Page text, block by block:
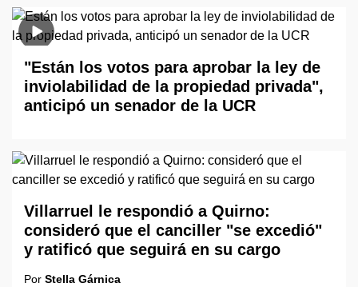
"Están los votos para aprobar la ley de
inviolabilidad de la propiedad privada",
anticipó un senador de la UCR
Villarruel le respondió a Quirno:
consideró que el canciller "se excedió"
y ratificó que seguirá en su cargo
Por Stella Gárnica